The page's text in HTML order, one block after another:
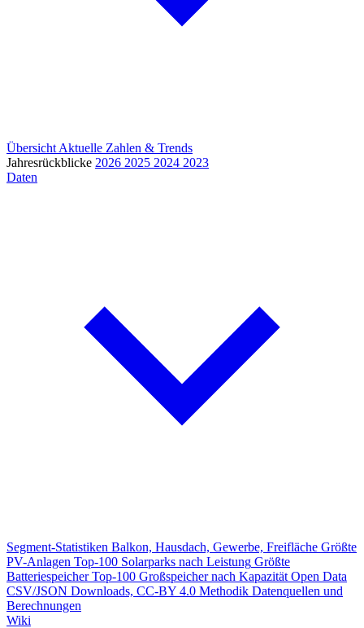
Übersicht Aktuelle Zahlen & Trends
Jahresrückblicke 2026 2025 2024 2023
Daten
Segment-Statistiken Balkon, Hausdach, Gewerbe, Freifläche Größte
PV-Anlagen Top-100 Solarparks nach Leistung Größte
Batteriespeicher Top-100 Großspeicher nach Kapazität Open Data
CSV/JSON Downloads, CC-BY 4.0 Methodik Datenquellen und
Berechnungen
Wiki